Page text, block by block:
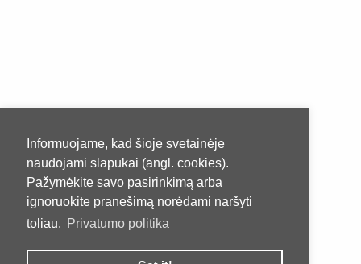
Informuojame, kad šioje svetainėje
naudojami slapukai (angl. cookies).
Pažymėkite savo pasirinkimą arba
ignoruokite pranešimą norėdami naršyti
toliau. Privatumo politika